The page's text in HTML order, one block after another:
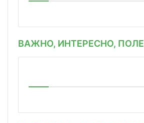
ВАЖНО, ИНТЕРЕСНО,